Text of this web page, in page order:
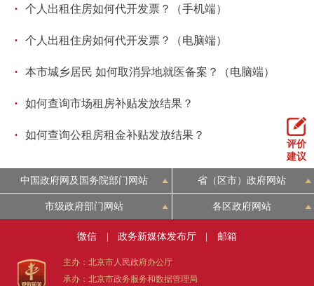
· 个人出租住房如何代开发票？（手机端）
· 个人出租住房如何代开发票？（电脑端）
· 本市城乡居民 如何取消异地就医备案？（电脑端）
· 如何查询市场租房补贴发放结果？
· 如何查询公租房租金补贴发放结果？
评价
建议
中国政府网及国务院部门网站 省（区市）政府网站
市级政府部门网站 各区政府网站
微信 政务新媒体发布厅 邮箱
主办：北京市人民政府办公厅
承办：北京市政务服务和数据管理局